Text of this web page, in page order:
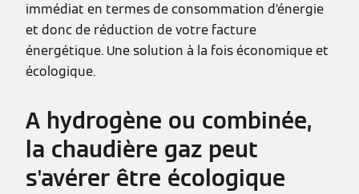
immédiat en termes de consommation d’énergie
et donc de réduction de votre facture
énergétique. Une solution à la fois économique et
écologique.
A hydrogène ou combinée,
la chaudière gaz peut
s'avérer être écologique